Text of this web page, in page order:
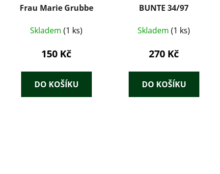
Frau Marie Grubbe
Skladem (1 ks)
150 Kč
DO KOŠÍKU
BUNTE 34/97
Skladem (1 ks)
270 Kč
DO KOŠÍKU